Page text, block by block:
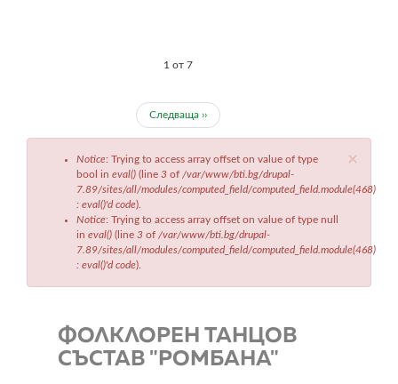
1 от 7
Следваща ››
×
Съобщение
грешка
Notice: Trying to access array offset on value of type
bool in eval() (line 3 of /var/www/bti.bg/drupal-
7.89/sites/all/modules/computed_field/computed_field.module(468)
: eval()'d code).
Notice: Trying to access array offset on value of type null
in eval() (line 3 of /var/www/bti.bg/drupal-
7.89/sites/all/modules/computed_field/computed_field.module(468)
: eval()'d code).
ФОЛКЛОРЕН ТАНЦОВ
СЪСТАВ "РОМБАНА"